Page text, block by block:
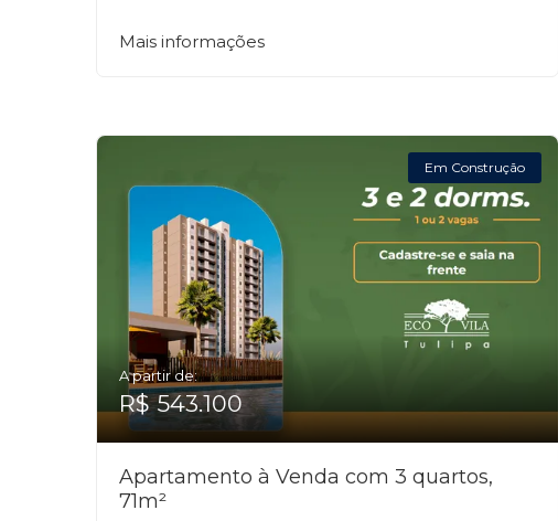
Mais informações
Em Construção
A partir de:
R$ 543.100
Apartamento à Venda com 3 quartos,
71m²